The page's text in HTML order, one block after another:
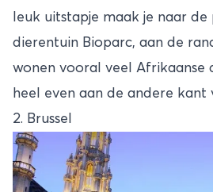
leuk uitstapje maak je naar de
dierentuin Bioparc, aan de
wonen vooral veel Afrikaanse
heel even aan de andere kant
2. Brussel